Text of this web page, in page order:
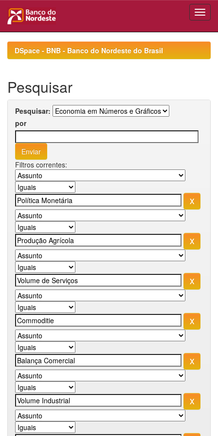
navigationDSpace - BNB - Banco do Nordeste do Brasil
Pesquisar
Pesquisar:
por
Filtros correntes: